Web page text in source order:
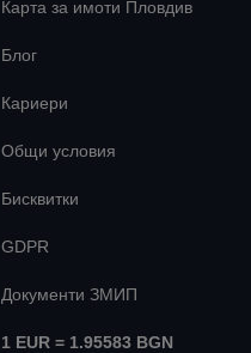
Карта за имоти Пловдив
Блог
Кариери
Общи условия
Бисквитки
GDPR
Документи ЗМИП
1 EUR = 1.95583 BGN